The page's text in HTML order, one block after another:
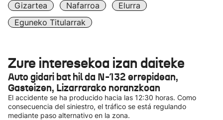
Gizartea Nafarroa
Elurra
Eguneko Titularrak
Zure interesekoa izan daiteke
Auto gidari bat hil da N-132 errepidean,
Gasteizen, Lizarrarako noranzkoan
El accidente se ha producido hacia las 12:30 horas. Como
consecuencia del siniestro, el tráfico se está regulando
mediante paso alternativo en la zona.